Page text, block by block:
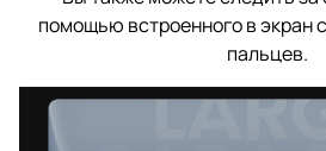
помощью встроенного в экран
пальцев.